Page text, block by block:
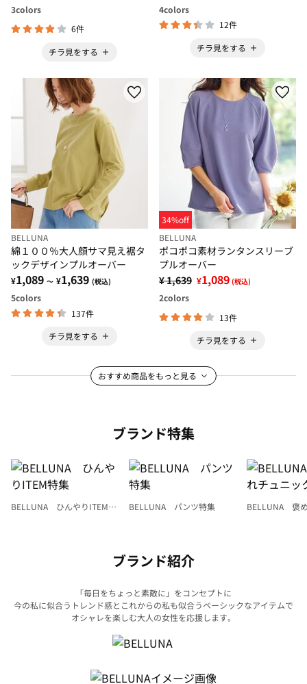
3colors
6件
チラ見をする
4colors
12件
チラ見をする
BELLUNA
綿１００％大人顔サマ見え裾タ
ックデザインプルオーバー
¥1,089 ～ ¥1,639 (税込)
5colors
137件
チラ見をする
34%off
BELLUNA
ポコポコ素材ランタンスリーブ
プルオーバー
¥ 1,639 ¥1,089 (税込)
2colors
13件
チラ見をする
おすすめ商品をもっと見る
ブランド特集
BELLUNA ひんやりITEM特
BELLUNA パンツ特集
BELLUNA 褒
ブランド紹介
「毎日をちょっと素敵に」をコンセプトに
今の私に似合うトレンド感とこれからの私も似合うベーシックなアイテムで
オシャレを楽しむ大人の女性を応援します。